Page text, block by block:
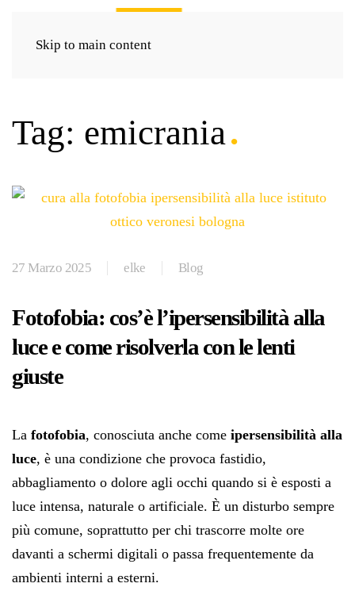
Skip to main content
Tag: emicrania
27 Marzo 2025 elke Blog
Fotofobia: cos’è l’ipersensibilità alla
luce e come risolverla con le lenti
giuste
La fotofobia, conosciuta anche come ipersensibilità alla
luce, è una condizione che provoca fastidio,
abbagliamento o dolore agli occhi quando si è esposti a
luce intensa, naturale o artificiale. È un disturbo sempre
più comune, soprattutto per chi trascorre molte ore
davanti a schermi digitali o passa frequentemente da
ambienti interni a esterni.